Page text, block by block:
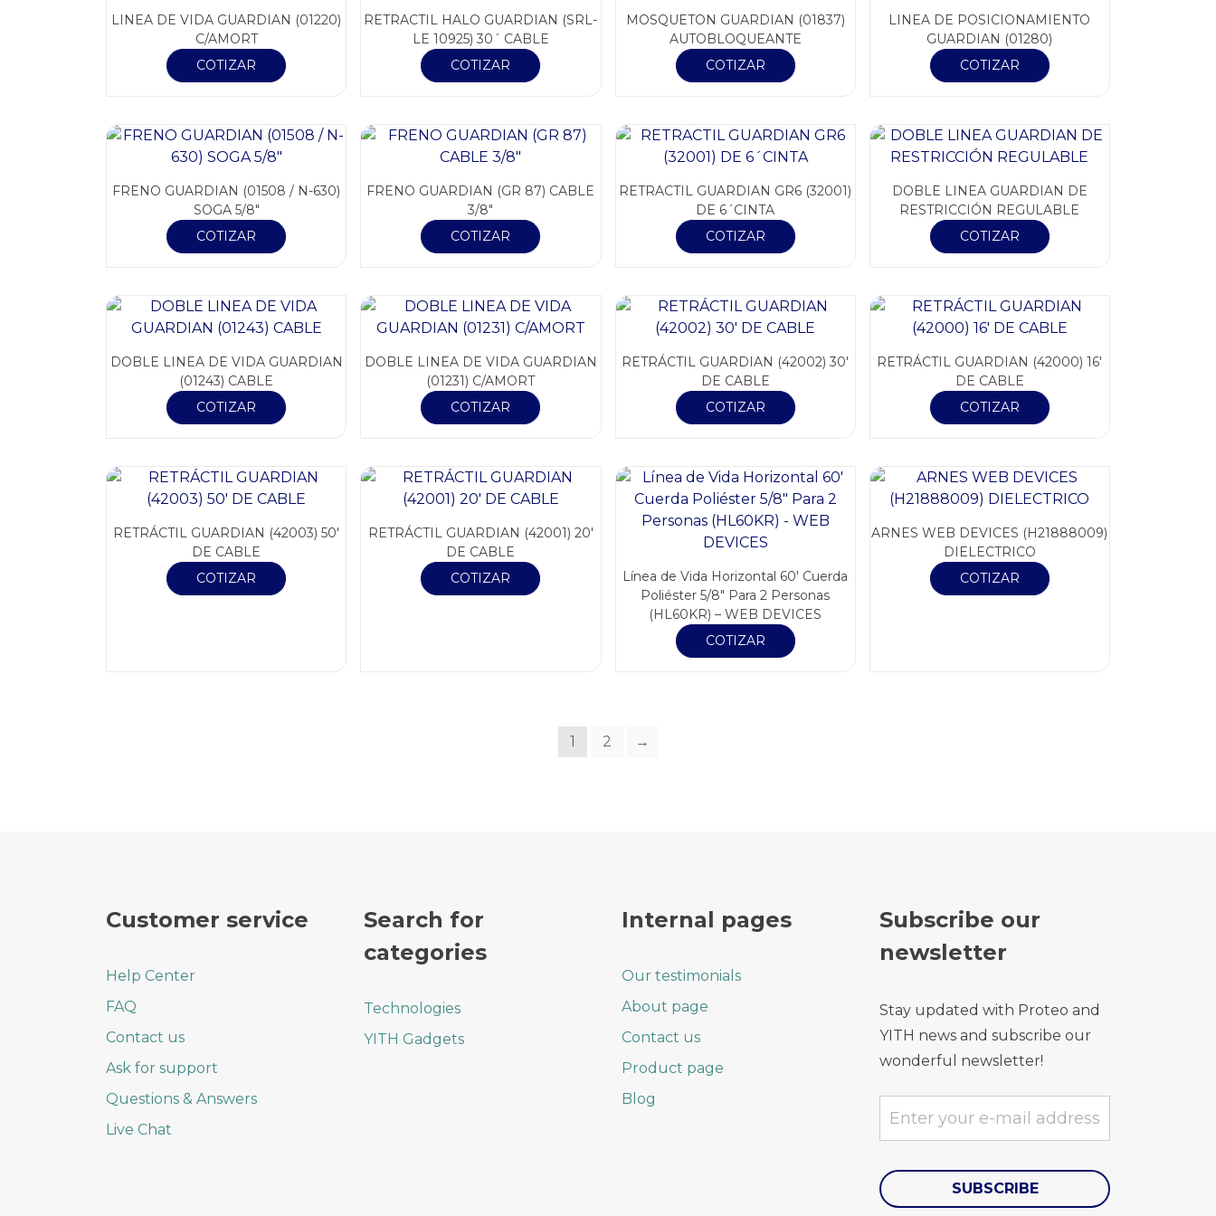
LINEA DE VIDA GUARDIAN (01220)
C/AMORT
COTIZAR
RETRACTIL HALO GUARDIAN (SRL-
LE 10925) 30´ CABLE
COTIZAR
MOSQUETON GUARDIAN (01837)
AUTOBLOQUEANTE
COTIZAR
LINEA DE POSICIONAMIENTO
GUARDIAN (01280)
COTIZAR
FRENO GUARDIAN (01508 / N-630)
SOGA 5/8″
COTIZAR
FRENO GUARDIAN (GR 87) CABLE
3/8″
COTIZAR
RETRACTIL GUARDIAN GR6 (32001)
DE 6´CINTA
COTIZAR
DOBLE LINEA GUARDIAN DE
RESTRICCIÓN REGULABLE
COTIZAR
DOBLE LINEA DE VIDA GUARDIAN
(01243) CABLE
COTIZAR
DOBLE LINEA DE VIDA GUARDIAN
(01231) C/AMORT
COTIZAR
RETRÁCTIL GUARDIAN (42002) 30′
DE CABLE
COTIZAR
RETRÁCTIL GUARDIAN (42000) 16′
DE CABLE
COTIZAR
RETRÁCTIL GUARDIAN (42003) 50′
DE CABLE
COTIZAR
RETRÁCTIL GUARDIAN (42001) 20′
DE CABLE
COTIZAR
Línea de Vida Horizontal 60′ Cuerda
Poliéster 5/8″ Para 2 Personas
(HL60KR) – WEB DEVICES
COTIZAR
ARNES WEB DEVICES (H21888009)
DIELECTRICO
COTIZAR
1 2 →
Customer service
Help Center
FAQ
Contact us
Ask for support
Questions & Answers
Live Chat
Search for
categories
Technologies
YITH Gadgets
Internal pages
Our testimonials
About page
Contact us
Product page
Blog
Subscribe our
newsletter
Stay updated with Proteo and
YITH news and subscribe our
wonderful newsletter!